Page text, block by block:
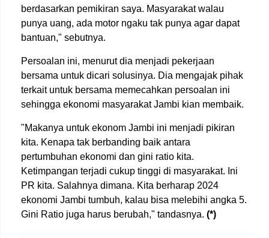
berdasarkan pemikiran saya. Masyarakat walau
punya uang, ada motor ngaku tak punya agar dapat
bantuan," sebutnya.
Persoalan ini, menurut dia menjadi pekerjaan
bersama untuk dicari solusinya. Dia mengajak pihak
terkait untuk bersama memecahkan persoalan ini
sehingga ekonomi masyarakat Jambi kian membaik.
"Makanya untuk ekonom Jambi ini menjadi pikiran
kita. Kenapa tak berbanding baik antara
pertumbuhan ekonomi dan gini ratio kita.
Ketimpangan terjadi cukup tinggi di masyarakat. Ini
PR kita. Salahnya dimana. Kita berharap 2024
ekonomi Jambi tumbuh, kalau bisa melebihi angka 5.
Gini Ratio juga harus berubah," tandasnya. (*)